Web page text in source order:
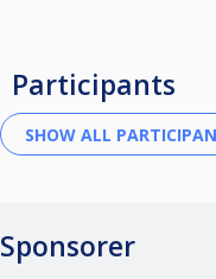
Participants
Sponsorer